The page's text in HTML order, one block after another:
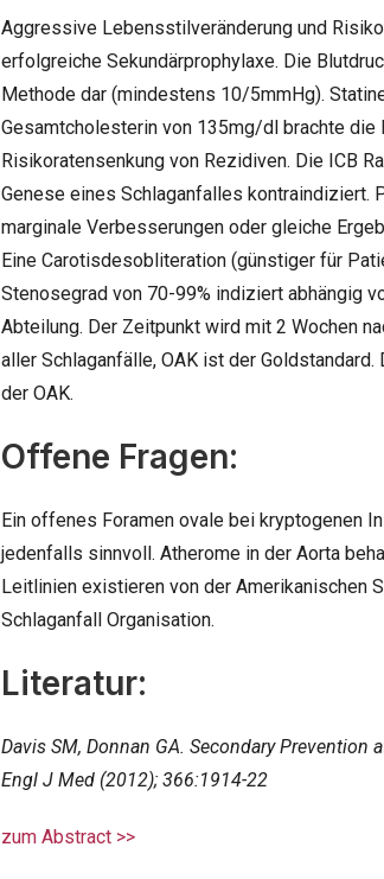
Aggressive Lebensstilveränderung und
erfolgreiche Sekundärprophylaxe. Die
Methode dar (mindestens 10/5mmHg).
Gesamtcholesterin von 135mg/dl brachte die
Risikoratensenkung von Rezidiven. Die ICB
Genese eines Schlaganfalles kontraindiziert.
marginale Verbesserungen oder gleiche
Eine Carotisdesobliteration (günstiger für
Stenosegrad von 70-99% indiziert abhängig
Abteilung. Der Zeitpunkt wird mit 2 Wochen
aller Schlaganfälle, OAK ist der
der OAK.
Offene Fragen:
Ein offenes Foramen ovale bei kryptogenen
jedenfalls sinnvoll. Atherome in der Aorta
Leitlinien existieren von der Amerikanischen
Schlaganfall Organisation.
Literatur:
Davis SM, Donnan GA. Secondary
Engl J Med (2012); 366:1914-22
zum Abstract >>